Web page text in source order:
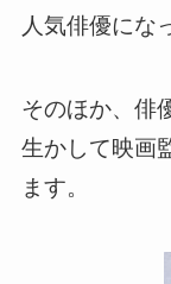
人気俳優にな
そのほか、俳
生かして映画
ます。